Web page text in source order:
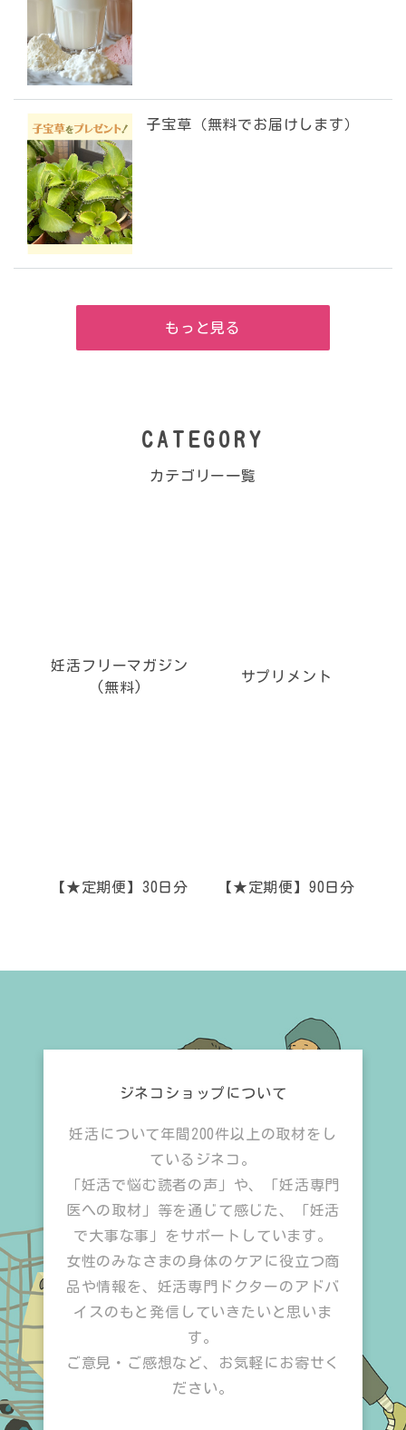
子宝草（無料でお届けします）
もっと見る
CATEGORY
カテゴリー一覧
妊活フリーマガジン
(無料)
サプリメント
【★定期便】30日分 【★定期便】90日分
ジネコショップについて
妊活について年間200件以上の取材をし
ているジネコ。
「妊活で悩む読者の声」や、「妊活専門
医への取材」等を通じて感じた、「妊活
で大事な事」をサポートしています。
女性のみなさまの身体のケアに役立つ商
品や情報を、妊活専門ドクターのアドバ
イスのもと発信していきたいと思いま
す。
ご意見・ご感想など、お気軽にお寄せく
ださい。